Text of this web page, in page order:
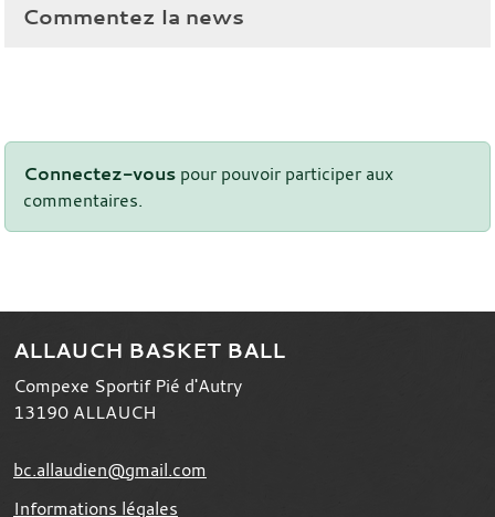
Commentez la news
Connectez-vous pour pouvoir participer aux
commentaires.
ALLAUCH BASKET BALL
Compexe Sportif Pié d'Autry
13190 ALLAUCH
bc.allaudien@gmail.com
Informations légales